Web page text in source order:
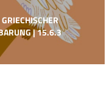
| 15.6.3